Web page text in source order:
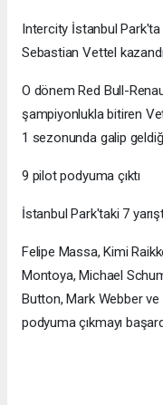
Intercity İstanbul Park'ta
Sebastian Vettel
O dönem Red Bull-
şampiyonlukla bitiren
1 sezonunda galip
9 pilot podyuma çıktı
İstanbul Park'taki 7
Felipe Massa, Kimi
Montoya, Michael
Button, Mark Webber
podyuma çıkmayı